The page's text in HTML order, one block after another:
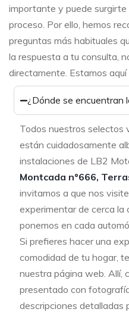
importante y puede surgirte
proceso. Por ello, hemos
preguntas más habituales
la respuesta a tu consulta,
directamente. Estamos
¿Dónde se encuentran
Todos nuestros selectos
están cuidadosamente
instalaciones de LB2
Montcada nº666,
invitamos a que nos
experimentar de cerca la
ponemos en cada
Si prefieres hacer una
comodidad de tu hogar,
nuestra página web. Allí,
presentado con
descripciones detalladas